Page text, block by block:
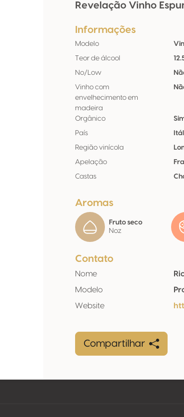
Revelação Vinho
Informações
Modelo
Teor de álcool
No/Low
Vinho com
envelhecimento em
madeira
Orgânico
País
Região vinícola
Apelação
Castas
Aromas
Fruto seco
Noz
Contato
Nome
Modelo
Website
Compartilhar